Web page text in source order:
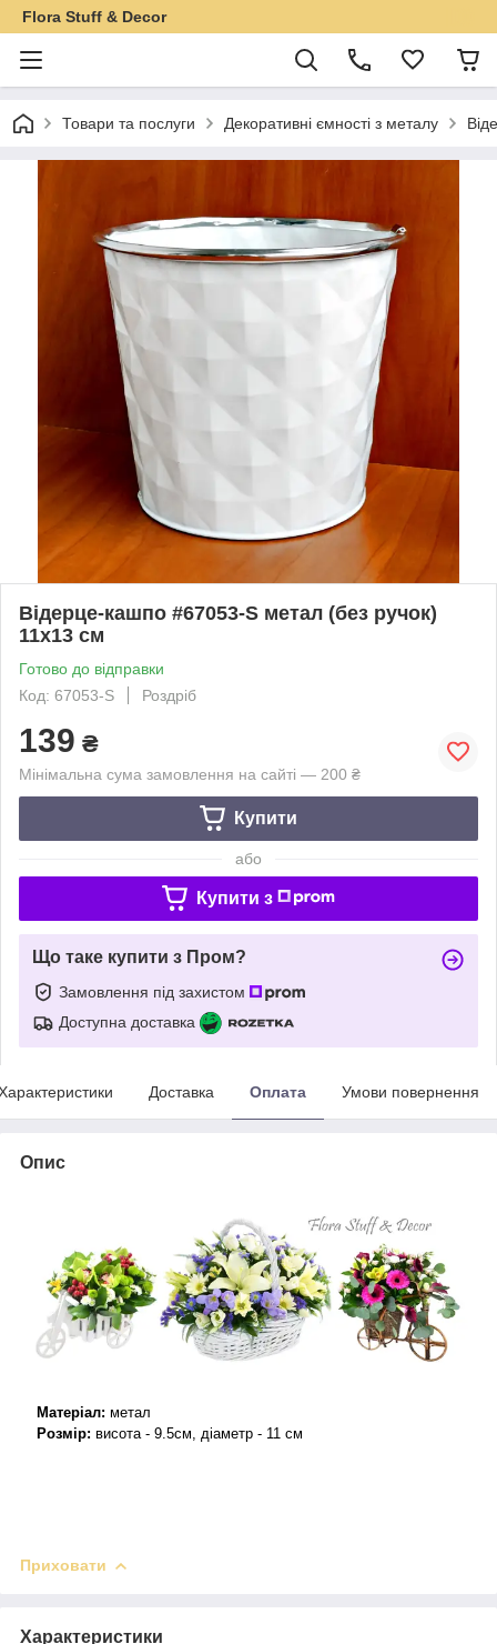
Flora Stuff & Decor
Товари та послуги Декоративні ємності з металу
Відерце-кашпо #67053-S метал (без ручок)
11х13 см
Готово до відправки
Код: 67053-S
Роздріб
139 ₴
Мінімальна сума замовлення на сайті — 200 ₴
Купити
або
Купити з
Що таке купити з Пром?
Замовлення під захистом
Доступна доставка
Доставка Оплата Умови повернення
Опис
Матеріал: метал
Розмір: висота - 9.5см, діаметр - 11 см
Приховати
Характеристики